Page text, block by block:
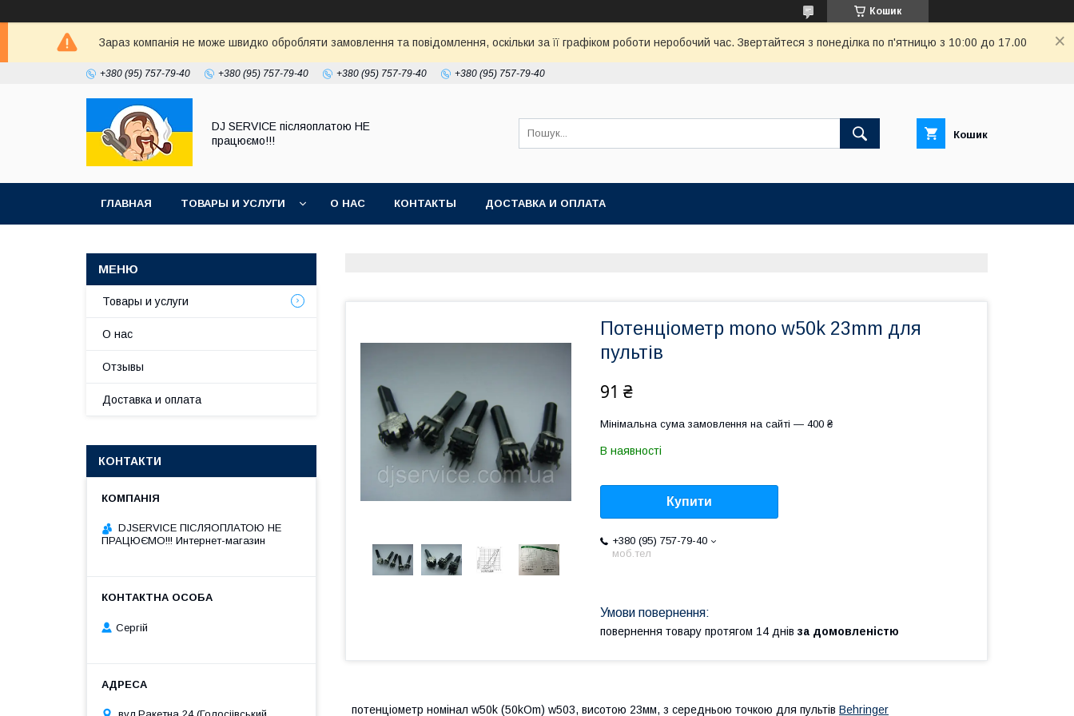
Кошик
Зараз компанія не може швидко обробляти замовлення та повідомлення, оскільки за її графіком роботи неробочий час. Звертайтеся з понеділка по п'ятницю з 10:00 до 17.00
+380 (95) 757-79-40 +380 (95) 757-79-40 +380 (95) 757-79-40 +380 (95) 757-79-40
DJ SERVICE пiсляоплатою НЕ
працюємо!!!
Кошик
ГЛАВНАЯ ТОВАРЫ И УСЛУГИ О НАС КОНТАКТЫ ДОСТАВКА И ОПЛАТА
Потенціометр mono w50k 23mm для
пультів
91 ₴
Мінімальна сума замовлення на сайті — 400 ₴
В наявності
Купити
+380 (95) 757-79-40
моб.тел
повернення товару протягом 14 днів за домовленістю
потенціометр номінал w50k (50kOm) w503, висотою 23мм, з середньою точкою для пультів Behringer
Товары и услуги
О нас
Отзывы
Доставка и оплата
КОНТАКТИ
DJSERVICE ПІСЛЯОПЛАТОЮ НЕ
ПРАЦЮЄМО!!! Интернет-магазин
Сергій